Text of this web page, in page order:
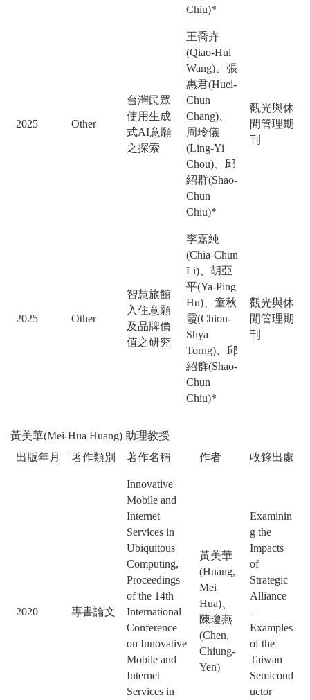
Chiu)*
2025 Other
台灣民眾
使用生成
式AI意願
之探索
王喬卉
(Qiao-Hui
Wang)、張
惠君(Huei-
Chun
Chang)、
周玲儀
(Ling-Yi
Chou)、邱
紹群(Shao-
Chun
Chiu)*
觀光與休
閒管理期
刊
2025 Other
智慧旅館
入住意願
及品牌價
值之研究
李嘉純
(Chia-Chun
Li)、胡亞
平(Ya-Ping
Hu)、童秋
霞(Chiou-
Shya
Torng)、邱
紹群(Shao-
Chun
Chiu)*
觀光與休
閒管理期
刊
黃美華(Mei-Hua Huang) 助理教授
出版年月
著作類別 著作名稱 作者 收錄出處
2020 專書論文
Innovative
Mobile and
Internet
Services in
Ubiquitous
Computing,
Proceedings
of the 14th
International
Conference
on Innovative
Mobile and
Internet
Services in
黃美華
(Huang,
Mei
Hua)、
陳瓊燕
(Chen,
Chiung-
Yen)
Examinin
g the
Impacts
of
Strategic
Alliance
–
Examples
of the
Taiwan
Semicond
uctor